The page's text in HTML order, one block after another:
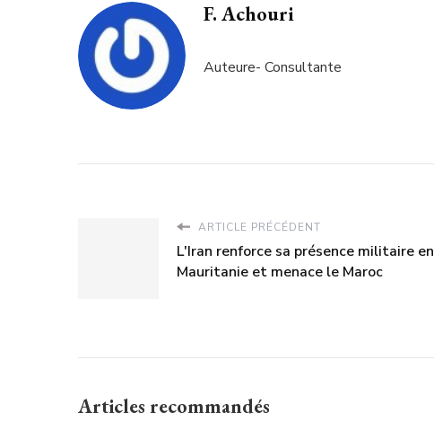
F. Achouri
Auteure- Consultante
ARTICLE PRÉCÉDENT
L'Iran renforce sa présence militaire en
Mauritanie et menace le Maroc
Articles recommandés